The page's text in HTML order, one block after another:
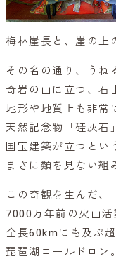
梅林崖長と、崖の上
その名の通り、うね
奇岩の山に立つ、石
地形や地質上も非常
天然記念物「硅灰石
国宝建築が立つとい
まさに類を見ない組
この奇観を生んだ、
7000万年前の火山活
全長60kmにも及ぶ
琵琶湖コールドロン。